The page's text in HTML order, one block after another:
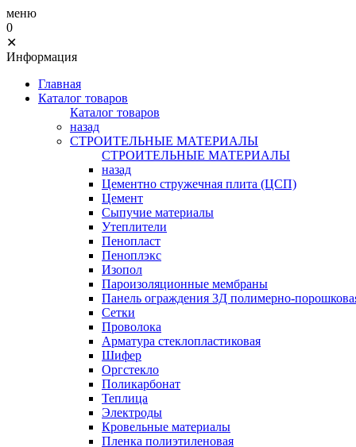
меню
0
✕
Информация
Главная
Каталог товаров
Каталог товаров
назад
СТРОИТЕЛЬНЫЕ МАТЕРИАЛЫ
СТРОИТЕЛЬНЫЕ МАТЕРИАЛЫ
назад
Цементно стружечная плита (ЦСП)
Цемент
Сыпучие материалы
Утеплители
Пенопласт
Пеноплэкс
Изопол
Пароизоляционные мембраны
Панель ограждения 3Д полимерно-
Сетки
Проволока
Арматура стеклопластиковая
Шифер
Оргстекло
Поликарбонат
Теплица
Электроды
Кровельные материалы
Пленка полиэтиленовая